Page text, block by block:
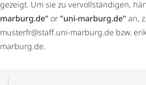
gezeigt. Um sie zu vervollständigen,
marburg.de" or "uni-marburg.de" an,
musterfr@staff.uni-marburg.de bzw.
marburg.de.